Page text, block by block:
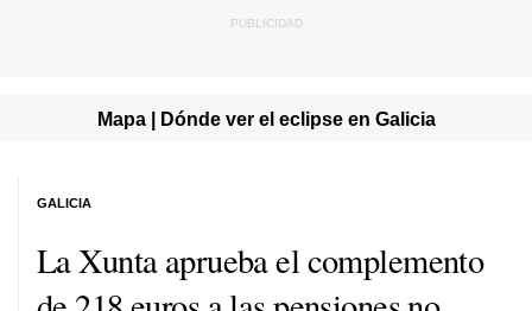
Mapa | Dónde ver el eclipse en Galicia
La Xunta aprueba el complemento
GALICIA